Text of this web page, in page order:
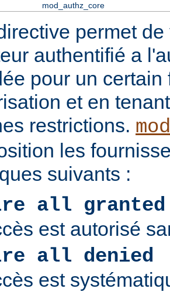
mod_authz_core
permet
authentifié a
pour un certain
et en
restrictions.
les
suivants :
all granted
est autorisé
all denied
est